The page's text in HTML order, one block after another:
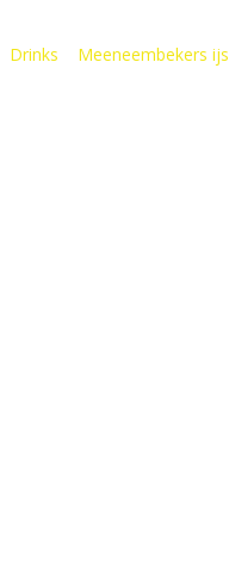
Drinks Meeneembekers ijs